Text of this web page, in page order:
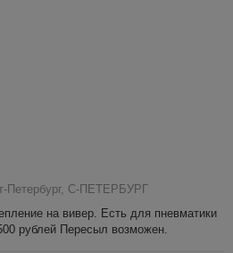
Петербург, С-ПЕТЕРБУРГ
на вивер. Есть для пневматики
рублей Пересыл возможен.